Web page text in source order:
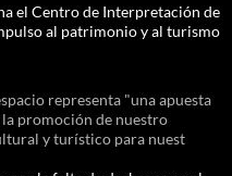
el Centro de Interpretación de
al patrimonio y al turismo
representa "una apuesta
promoción de nuestro
y turístico para nuest